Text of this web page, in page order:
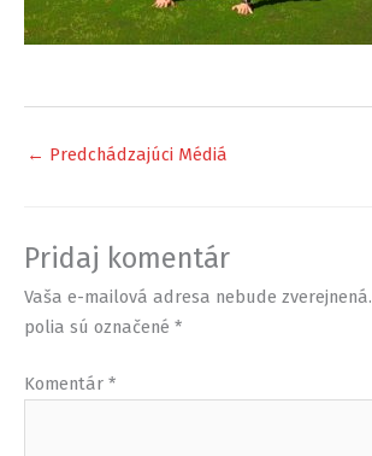
← Predchádzajúci Médiá
Pridaj komentár
Vaša e-mailová adresa nebude zverejnená.
polia sú označené *
Komentár *